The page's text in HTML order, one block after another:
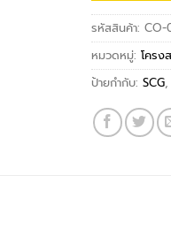
รหัสสินค้า:CO-
หมวดหมู่:โครง
ป้ายกำกับ:SCG